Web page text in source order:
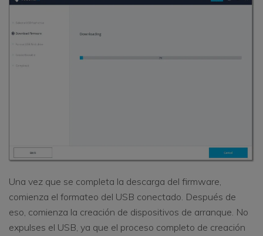
Una vez que se completa la descarga del firmware,
comienza el formateo del USB conectado. Después de
eso, comienza la creación de dispositivos de arranque. No
expulses el USB, ya que el proceso completo de creación